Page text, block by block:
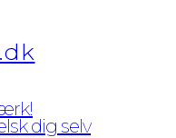
dig selv